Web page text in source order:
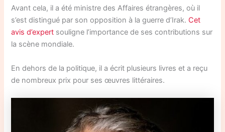
Avant cela, il a été ministre des Affaires étrangères, où il
s’est distingué par son opposition à la guerre d’Irak. Cet
avis d’expert souligne l’importance de ses contributions sur
la scène mondiale.
En dehors de la politique, il a écrit plusieurs livres et a reçu
de nombreux prix pour ses œuvres littéraires.